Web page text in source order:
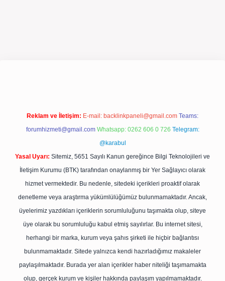
Reklam ve İletişim: E-mail: backlinkpaneli@gmail.com Teams:
forumhizmeti@gmail.com Whatsapp: 0262 606 0 726 Telegram:
@karabul
Yasal Uyarı: Sitemiz, 5651 Sayılı Kanun gereğince Bilgi Teknolojileri ve
İletişim Kurumu (BTK) tarafından onaylanmış bir Yer Sağlayıcı olarak
hizmet vermektedir. Bu nedenle, sitedeki içerikleri proaktif olarak
denetleme veya araştırma yükümlülüğümüz bulunmamaktadır. Ancak,
üyelerimiz yazdıkları içeriklerin sorumluluğunu taşımakta olup, siteye
üye olarak bu sorumluluğu kabul etmiş sayılırlar. Bu internet sitesi,
herhangi bir marka, kurum veya şahıs şirketi ile hiçbir bağlantısı
bulunmamaktadır. Sitede yalnızca kendi hazırladığımız makaleler
paylaşılmaktadır. Burada yer alan içerikler haber niteliği taşımamakta
olup, gerçek kurum ve kişiler hakkında paylaşım yapılmamaktadır.